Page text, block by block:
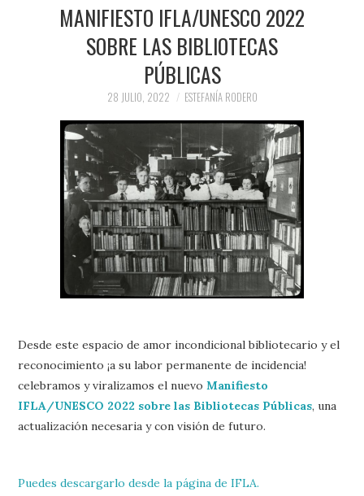
MANIFIESTO IFLA/UNESCO 2022
SOBRE LAS BIBLIOTECAS
PÚBLICAS
28 JULIO, 2022 ESTEFANÍA RODERO
Desde este espacio de amor incondicional bibliotecario y el
reconocimiento ¡a su labor permanente de incidencia!
celebramos y viralizamos el nuevoManifiesto
IFLA/UNESCO 2022 sobre las Bibliotecas Públicas, una
actualización necesaria y con visión de futuro.
Puedes descargarlo desde la página de IFLA.